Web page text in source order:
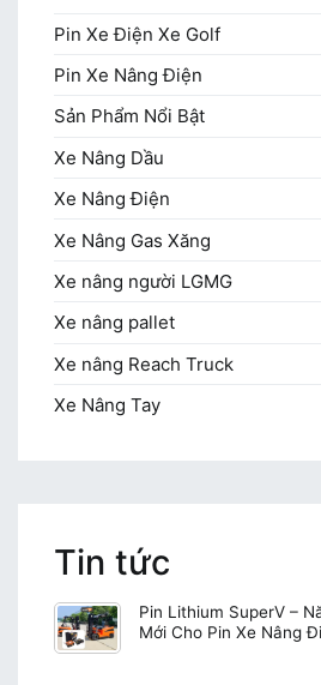
Pin Xe Điện Xe Golf
Pin Xe Nâng Điện
Sản Phẩm Nổi Bật
Xe Nâng Dầu
Xe Nâng Điện
Xe Nâng Gas Xăng
Xe nâng người LGMG
Xe nâng pallet
Xe nâng Reach Truck
Xe Nâng Tay
Tin tức
Pin Lithium SuperV –
Mới Cho Pin Xe Nâng